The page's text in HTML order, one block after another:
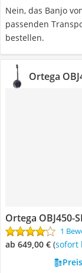
Nein, das Banjo
passenden
bestellen.
Ortega
Ortega OBJ450-
1
ab 649,00 € (